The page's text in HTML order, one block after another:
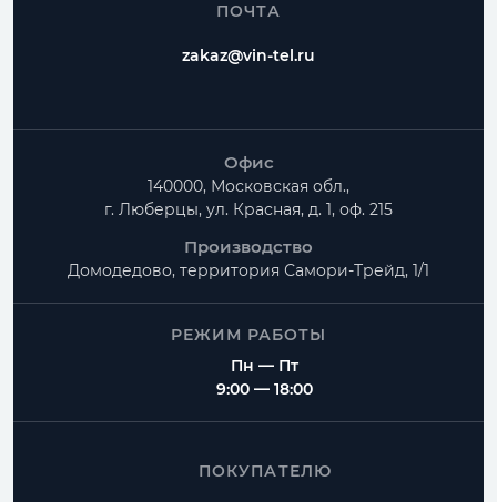
ПОЧТА
zakaz@vin-tel.ru
Офис
140000, Московская обл.,
г. Люберцы, ул. Красная, д. 1, оф. 215
Производство
Домодедово, территория Самори-Трейд, 1/1
РЕЖИМ РАБОТЫ
Пн — Пт
9:00 — 18:00
ПОКУПАТЕЛЮ